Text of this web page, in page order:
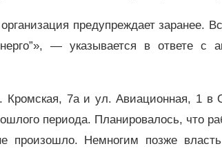
предупреждает заранее.
— указывается в ответе с
Кромская, 7а и ул. Авиационная, 1 в
периода. Планировалось, что
произошло. Немногим позже